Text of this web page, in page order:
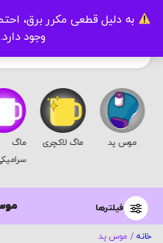
به دلیل قطعی مکرر برق،
وجود دارد.
موس پد ماگ لاکچری
ماگ
فیلترها
خانه / موس پد